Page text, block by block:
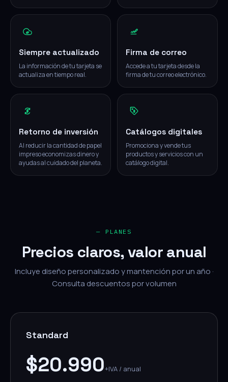
Siempre actualizado
La información de tu tarjeta se
actualiza en tiempo real.
Firma de correo
Accede a tu tarjeta desde la
firma de tu correo electrónico.
Retorno de inversión
Al reducir la cantidad de papel
impreso economizas dinero y
ayudas al cuidado del planeta.
Catálogos digitales
Promociona y vende tus
productos y servicios con un
catálogo digital.
— PLANES
Precios claros, valor anual
Incluye diseño personalizado y mantención por un año ·
Consulta descuentos por volumen
Standard
$20.990+IVA / anual